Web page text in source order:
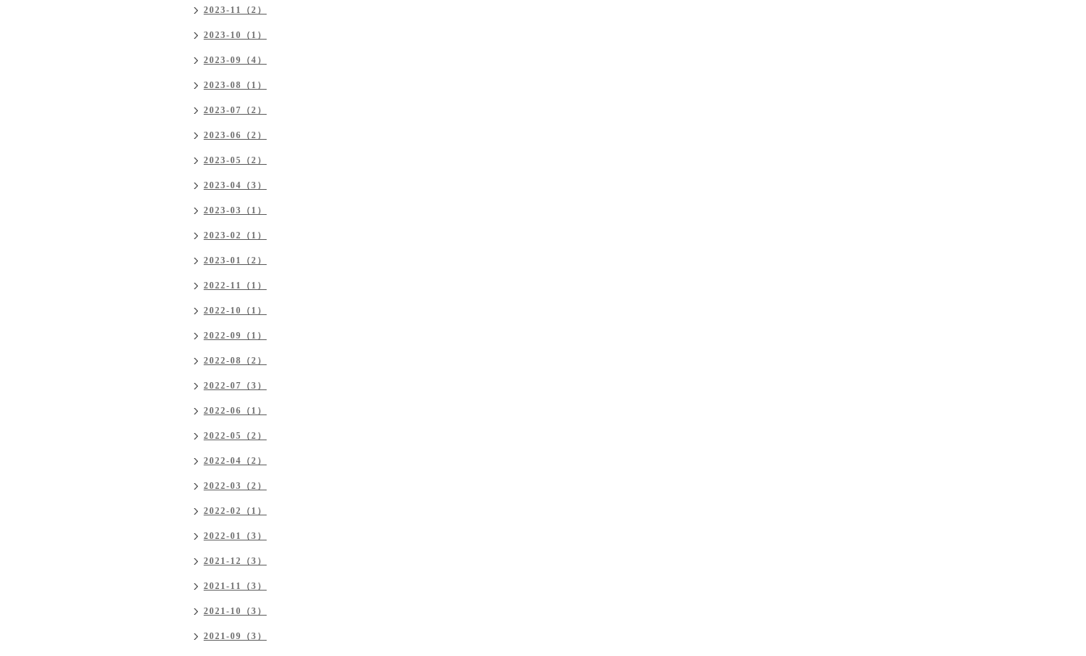
2023-11（2）
2023-10（1）
2023-09（4）
2023-08（1）
2023-07（2）
2023-06（2）
2023-05（2）
2023-04（3）
2023-03（1）
2023-02（1）
2023-01（2）
2022-11（1）
2022-10（1）
2022-09（1）
2022-08（2）
2022-07（3）
2022-06（1）
2022-05（2）
2022-04（2）
2022-03（2）
2022-02（1）
2022-01（3）
2021-12（3）
2021-11（3）
2021-10（3）
2021-09（3）